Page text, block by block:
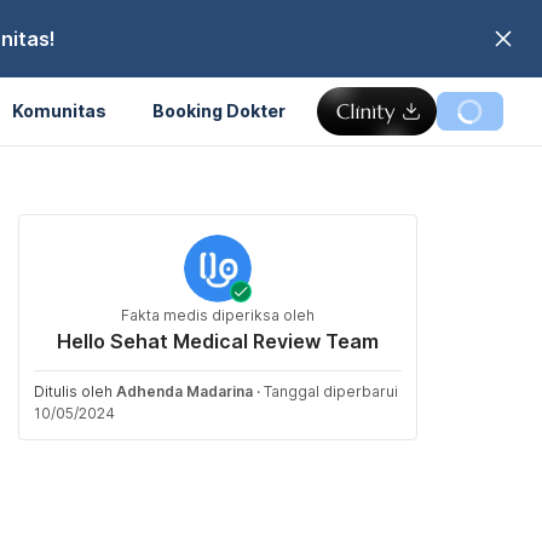
Komunitas Booking Dokter
Fakta medis diperiksa oleh
Hello Sehat Medical Review Team
Ditulis oleh Adhenda Madarina · Tanggal diperbarui
10/05/2024